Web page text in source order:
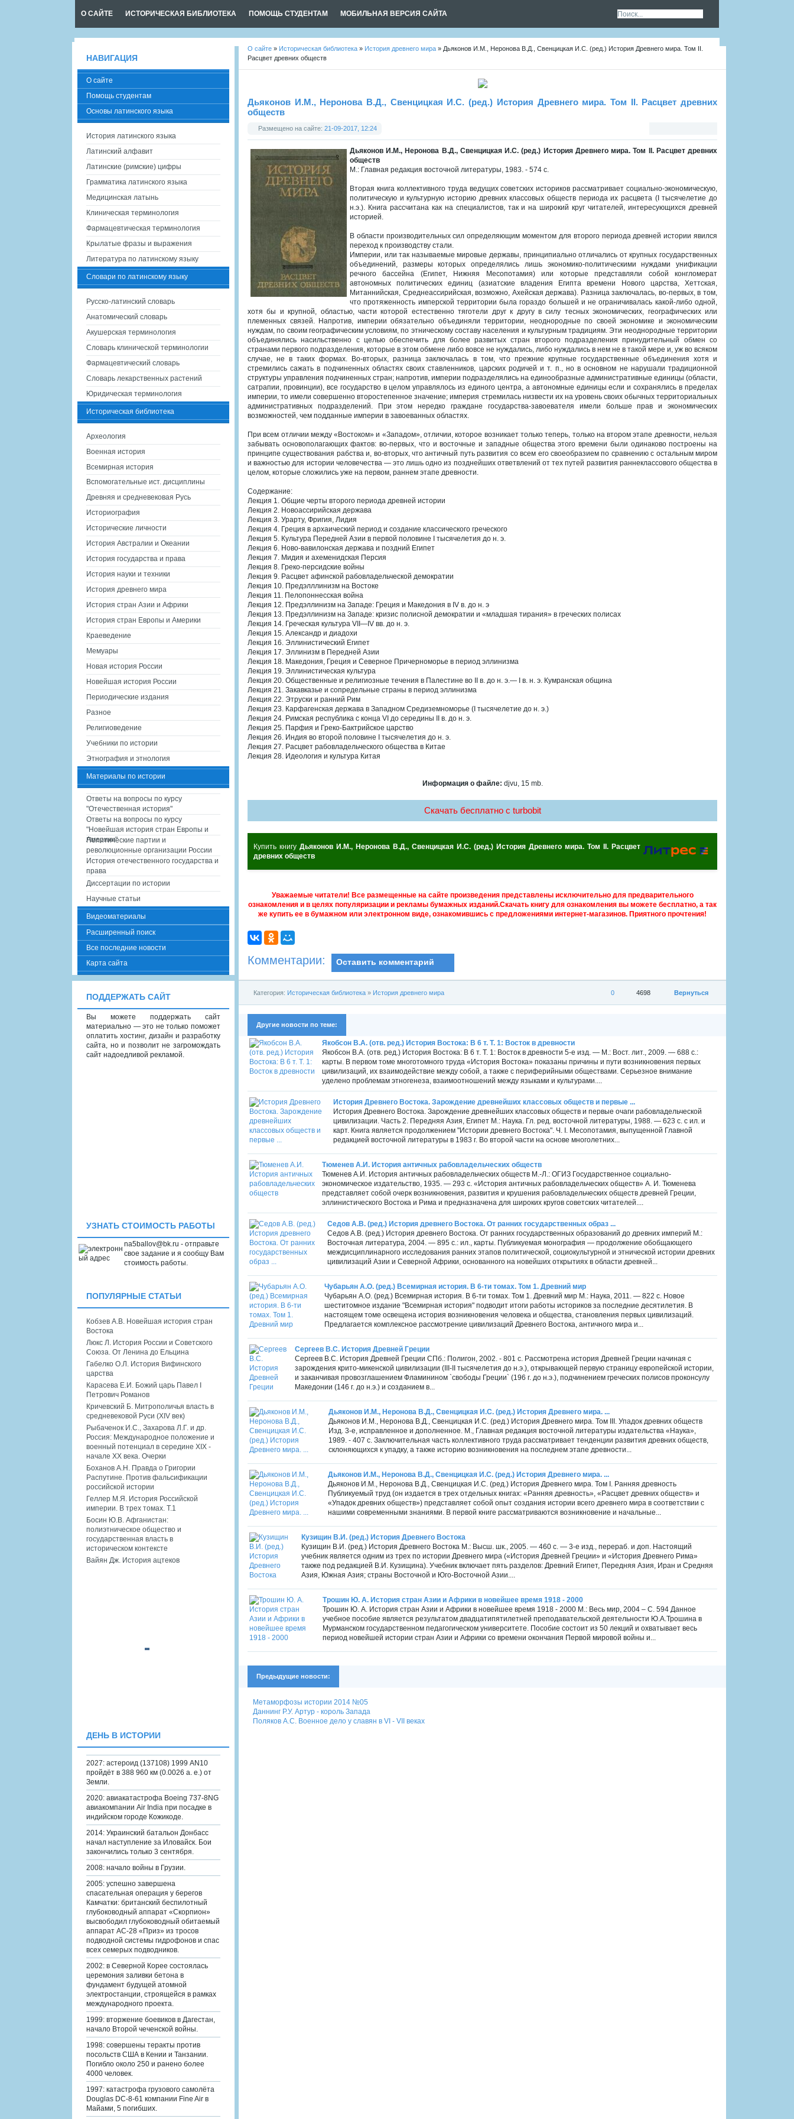
О САЙТЕ ИСТОРИЧЕСКАЯ БИБЛИОТЕКА ПОМОЩЬ СТУДЕНТАМ МОБИЛЬНАЯ ВЕРСИЯ САЙТА
О сайте » Историческая библиотека » История древнего мира » Дьяконов И.М., Неронова В.Д., Свенцицкая И.С. (ред.) История Древнего мира. Том II.
Расцвет древних обществ
Дьяконов И.М., Неронова В.Д., Свенцицкая И.С. (ред.) История Древнего мира. Том II. Расцвет древних
обществ
Размещено на сайте: 21-09-2017, 12:24
Дьяконов И.М., Неронова В.Д., Свенцицкая И.С. (ред.) История Древнего мира. Том II. Расцвет древних
обществ
М.: Главная редакция восточной литературы, 1983. - 574 с.
Вторая книга коллективного труда ведущих советских историков рассматривает социально-экономическую,
политическую и культурную историю древних классовых обществ периода их расцвета (I тысячелетие до
н.э.). Книга рассчитана как на специалистов, так и на широкий круг читателей, интересующихся древней
историей.
В области производительных сил определяющим моментом для второго периода древней истории явился
переход к производству стали.
Империи, или так называемые мировые державы, принципиально отличались от крупных государственных
объединений, размеры которых определялись лишь экономико-политическими нуждами унификации
речного бассейна (Египет, Нижняя Месопотамия) или которые представляли собой конгломерат
автономных политических единиц (азиатские владения Египта времени Нового царства, Хеттская,
Митаннийская, Среднеассирийская, возможно, Ахейская держава). Разница заключалась, во-первых, в том,
что протяженность имперской территории была гораздо большей и не ограничивалась какой-либо одной,
хотя бы и крупной, областью, части которой естественно тяготели друг к другу в силу тесных экономических, географических или
племенных связей. Напротив, империи обязательно объединяли территории, неоднородные по своей экономике и экономическим
нуждам, по своим географическим условиям, по этническому составу населения и культурным традициям. Эти неоднородные территории
объединялись насильственно с целью обеспечить для более развитых стран второго подразделения принудительный обмен со
странами первого подразделения, которые в этом обмене либо вовсе не нуждались, либо нуждались в нем не в такой мере и, уж во всяком
случае, не в таких формах. Во-вторых, разница заключалась в том, что прежние крупные государственные объединения хотя и
стремились сажать в подчиненных областях своих ставленников, царских родичей и т. п., но в основном не нарушали традиционной
структуры управления подчиненных стран; напротив, империи подразделялись на единообразные административные единицы (области,
сатрапии, провинции), все государство в целом управлялось из единого центра, а автономные единицы если и сохранялись в пределах
империи, то имели совершенно второстепенное значение; империя стремилась низвести их на уровень своих обычных территориальных
административных подразделений. При этом нередко граждане государства-завоевателя имели больше прав и экономических
возможностей, чем подданные империи в завоеванных областях.
При всем отличии между «Востоком» и «Западом», отличии, которое возникает только теперь, только на втором этапе древности, нельзя
забывать основополагающих фактов: во-первых, что и восточные и западные общества этого времени были одинаково построены на
принципе существования рабства и, во-вторых, что античный путь развития со всем его своеобразием по сравнению с остальным миром
и важностью для истории человечества — это лишь одно из позднейших ответвлений от тех путей развития раннеклассового общества в
целом, которые сложились уже на первом, раннем этапе древности.
Содержание:
Лекция 1. Общие черты второго периода древней истории
Лекция 2. Новоассирийская держава
Лекция 3. Урарту, Фригия, Лидия
Лекция 4. Греция в архаический период и создание классического греческого
Лекция 5. Культура Передней Азии в первой половине I тысячелетия до н. э.
Лекция 6. Ново-вавилонская держава и поздний Египет
Лекция 7. Мидия и ахеменидская Персия
Лекция 8. Греко-персидские войны
Лекция 9. Расцвет афинской рабовладельческой демократии
Лекция 10. Предэлллинизм на Востоке
Лекция 11. Пелопоннесская война
Лекция 12. Предэллинизм на Западе: Греция и Македония в IV в. до н. э
Лекция 13. Предэллинизм на Западе: кризис полисной демократии и «младшая тирания» в греческих полисах
Лекция 14. Греческая культура VII—IV вв. до н. э.
Лекция 15. Александр и диадохи
Лекция 16. Эллинистический Египет
Лекция 17. Эллинизм в Передней Азии
Лекция 18. Македония, Греция и Северное Причерноморье в период эллинизма
Лекция 19. Эллинистическая культура
Лекция 20. Общественные и религиозные течения в Палестине во II в. до н. э.— I в. н. э. Кумранская община
Лекция 21. Закавказье и сопредельные страны в период эллинизма
Лекция 22. Этруски и ранний Рим
Лекция 23. Карфагенская держава в Западном Средиземноморье (I тысячелетие до н. э.)
Лекция 24. Римская республика с конца VI до середины II в. до н. э.
Лекция 25. Парфия и Греко-Бактрийское царство
Лекция 26. Индия во второй половине I тысячелетия до н. э.
Лекция 27. Расцвет рабовладельческого общества в Китае
Лекция 28. Идеология и культура Китая
Информация о файле: djvu, 15 mb.
Скачать бесплатно c turbobit
Купить книгу Дьяконов И.М., Неронова В.Д., Свенцицкая И.С. (ред.) История Древнего мира. Том II. Расцвет
древних обществ
Уважаемые читатели! Все размещенные на сайте произведения представлены исключительно для предварительного
ознакомления и в целях популяризации и рекламы бумажных изданий.Скачать книгу для ознакомления вы можете бесплатно, а так
же купить ее в бумажном или электронном виде, ознакомившись с предложениями интернет-магазинов. Приятного прочтения!
Комментарии: Оставить комментарий
Вернуться
4698
0
Категория: Историческая библиотека » История древнего мира
Другие новости по теме:
Якобсон В.А. (отв. ред.) История Востока: В 6 т. Т. 1: Восток в древности
Якобсон В.А. (отв. ред.) История Востока: В 6 т. Т. 1: Восток в древности 5-е изд. — М.: Вост. лит., 2009. — 688 с.:
карты. В первом томе многотомного труда «История Востока» показаны причины и пути возникновения первых
цивилизаций, их взаимодействие между собой, а также с периферийными обществами. Серьезное внимание
уделено проблемам этногенеза, взаимоотношений между языками и культурами....
История Древнего Востока. Зарождение древнейших классовых обществ и первые ...
История Древнего Востока. Зарождение древнейших классовых обществ и первые очаги рабовладельческой
цивилизации. Часть 2. Передняя Азия, Египет М.: Наука. Гл. ред. восточной литературы, 1988. — 623 с. с ил. и
карт. Книга является продолжением "Истории древнего Востока". Ч. I. Месопотамия, выпущенной Главной
редакцией восточной литературы в 1983 г. Во второй части на основе многолетних...
Тюменев А.И. История античных рабовладельческих обществ
Тюменев А.И. История античных рабовладельческих обществ М.-Л.: ОГИЗ Государственное социально-
экономическое издательство, 1935. — 293 с. «История античных рабовладельческих обществ» А. И. Тюменева
представляет собой очерк возникновения, развития и крушения рабовладельческих обществ древней Греции,
элли­нистического Востока и Рима и предназначена для широких кругов советских читателей....
Седов А.В. (ред.) История древнего Востока. От ранних государственных образ ...
Седов А.В. (ред.) История древнего Востока. От ранних государственных образований до древних империй М.:
Восточная литература, 2004. — 895 с.: ил., карты. Публикуемая монография — продолжение обобщающего
междисциплинарного исследования ранних этапов политической, социокультурной и этнической истории древних
цивилизаций Азии и Северной Африки, основанного на новейших открытиях в области древней...
Чубарьян А.О. (ред.) Всемирная история. В 6-ти томах. Том 1. Древний мир
Чубарьян А.О. (ред.) Всемирная история. В 6-ти томах. Том 1. Древний мир М.: Наука, 2011. — 822 с. Новое
шеститомное издание "Всемирная история" подводит итоги работы историков за последние десятилетия. В
настоящем томе освещена история возникновения человека и общества, становления первых цивилизаций.
Предлагается комплексное рассмотрение цивилизаций Древнего Востока, античного мира и...
Сергеев В.С. История Древней Греции
Сергеев В.С. История Древней Греции СПб.: Полигон, 2002. - 801 с. Рассмотрена история Древней Греции начиная с
зарождения крито-микенской цивилизации (III-II тысячелетия до н.э.), открывающей первую страницу европейской истории,
и заканчивая провозглашением Фламинином `свободы Греции` (196 г. до н.э.), подчинением греческих полисов проконсулу
Македонии (146 г. до н.э.) и созданием в...
Дьяконов И.М., Неронова В.Д., Свенцицкая И.С. (ред.) История Древнего мира. ...
Дьяконов И.М., Неронова В.Д., Свенцицкая И.С. (ред.) История Древнего мира. Том III. Упадок древних обществ
Изд. 3-е, исправленное и дополненное. М., Главная редакция восточной литературы издательства «Наука»,
1989. - 407 с. Заключительная часть коллективного труда рассматривает тенденции развития древних обществ,
склоняющихся к упадку, а также историю возникновения на последнем этапе древности...
Дьяконов И.М., Неронова В.Д., Свенцицкая И.С. (ред.) История Древнего мира. ...
Дьяконов И.М., Неронова В.Д., Свенцицкая И.С. (ред.) История Древнего мира. Том I. Ранняя древность
Публикуемый труд (он издается в трех отдельных книгах: «Ранняя древность», «Расцвет древних обществ» и
«Упадок древних обществ») представляет собой опыт создания истории всего древнего мира в соответствии с
нашими современными знаниями. В первой книге рассматриваются возникновение и начальные...
Кузищин В.И. (ред.) История Древнего Востока
Кузищин В.И. (ред.) История Древнего Востока М.: Высш. шк., 2005. — 460 с. — 3-е изд., перераб. и доп. Настоящий
учебник является одним из трех по истории Древнего мира («История Древней Греции» и «История Древнего Рима»
также под редакцией В.И. Кузищина). Учебник включает пять разделов: Древний Египет, Передняя Азия, Иран и Средняя
Азия, Южная Азия; страны Восточной и Юго-Восточной Азии....
Трошин Ю. А. История стран Азии и Африки в новейшее время 1918 - 2000
Трошин Ю. А. История стран Азии и Африки в новейшее время 1918 - 2000 М.: Весь мир, 2004 – С. 594 Данное
учебное пособие является результатом двадцатипятилетней преподавательской деятельности Ю.А.Трошина в
Мурманском государственном педагогическом университете. Пособие состоит из 50 лекций и охватывает весь
период новейшей истории стран Азии и Африки со времени окончания Первой мировой войны и...
Предыдущие новости:
Метаморфозы истории 2014 №05
Даннинг Р.У. Артур - король Запада
Поляков А.С. Военное дело у славян в VI - VII веках
НАВИГАЦИЯ
О сайте
Помощь студентам
Основы латинского языка
История латинского языка
Латинский алфавит
Латинские (римские) цифры
Грамматика латинского языка
Медицинская латынь
Клиническая терминология
Фармацевтическая терминология
Крылатые фразы и выражения
Литература по латинскому языку
Словари по латинскому языку
Русско-латинский словарь
Анатомический словарь
Акушерская терминология
Словарь клинической терминологии
Фармацевтический словарь
Словарь лекарственных растений
Юридическая терминология
Историческая библиотека
Археология
Военная история
Всемирная история
Вспомогательные ист. дисциплины
Древняя и средневековая Русь
Историография
Исторические личности
История Австралии и Океании
История государства и права
История науки и техники
История древнего мира
История стран Азии и Африки
История стран Европы и Америки
Краеведение
Мемуары
Новая история России
Новейшая история России
Периодические издания
Разное
Религиоведение
Учебники по истории
Этнография и этнология
Материалы по истории
Ответы на вопросы по курсу
"Отечественная история"
Ответы на вопросы по курсу
"Новейшая история стран Европы и
Америки"
Политические партии и
революционные организации России
История отечественного государства и
права
Диссертации по истории
Научные статьи
Видеоматериалы
Расширенный поиск
Все последние новости
Карта сайта
ПОДДЕРЖАТЬ САЙТ
Вы можете поддержать сайт
материально — это не только поможет
оплатить хостинг, дизайн и разработку
сайта, но и позволит не загромождать
сайт надоедливой рекламой.
УЗНАТЬ СТОИМОСТЬ РАБОТЫ
na5ballov@bk.ru - отправьте
свое задание и я сообщу Вам
стоимость работы.
ПОПУЛЯРНЫЕ СТАТЬИ
Кобзев А.В. Новейшая история стран
Востока
Люкс Л. История России и Советского
Союза. От Ленина до Ельцина
Габелко О.Л. История Вифинского
царства
Карасева Е.И. Божий царь Павел I
Петрович Романов
Кричевский Б. Митрополичья власть в
средневековой Руси (XIV век)
Рыбаченок И.С., Захарова Л.Г. и др.
Россия: Международное положение и
военный потенциал в середине XIX -
начале XX века. Очерки
Боханов А.Н. Правда о Григории
Распутине. Против фальсификации
российской истории
Геллер М.Я. История Российской
империи. В трех томах. Т.1
Босин Ю.В. Афганистан:
полиэтническое общество и
государственная власть в
историческом контексте
Вайян Дж. История ацтеков
ДЕНЬ В ИСТОРИИ
2027: астероид (137108) 1999 AN10
пройдёт в 388 960 км (0.0026 а. е.) от
Земли.
2020: авиакатастрофа Boeing 737-8NG
авиакомпании Air India при посадке в
индийском городе Кожикоде.
2014: Украинский батальон Донбасс
начал наступление за Иловайск. Бои
закончились только 3 сентября.
2008: начало войны в Грузии.
2005: успешно завершена
спасательная операция у берегов
Камчатки: британский беспилотный
глубоководный аппарат «Скорпион»
высвободил глубоководный обитаемый
аппарат АС-28 «Приз» из тросов
подводной системы гидрофонов и спас
всех семерых подводников.
2002: в Северной Корее состоялась
церемония заливки бетона в
фундамент будущей атомной
электростанции, строящейся в рамках
международного проекта.
1999: вторжение боевиков в Дагестан,
начало Второй чеченской войны.
1998: совершены теракты против
посольств США в Кении и Танзании.
Погибло около 250 и ранено более
4000 человек.
1997: катастрофа грузового самолёта
Douglas DC-8-61 компании Fine Air в
Майами, 5 погибших.